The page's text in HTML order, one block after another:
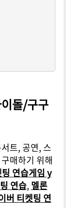
돌/구구
트, 공연, 스
매하기 위해
연습게임 y
연습, 멜론
버 티켓팅 연